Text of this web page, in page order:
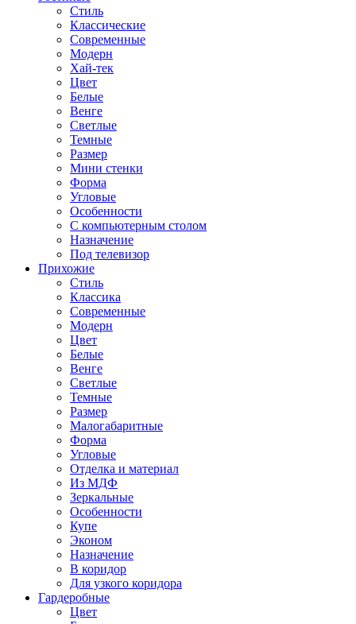
Стиль
Классические
Современные
Модерн
Хай-тек
Цвет
Белые
Венге
Светлые
Темные
Размер
Мини стенки
Форма
Угловые
Особенности
С компьютерным столом
Назначение
Под телевизор
Прихожие
Стиль
Классика
Современные
Модерн
Цвет
Белые
Венге
Светлые
Темные
Размер
Малогабаритные
Форма
Угловые
Отделка и материал
Из МДФ
Зеркальные
Особенности
Купе
Эконом
Назначение
В коридор
Для узкого коридора
Гардеробные
Цвет